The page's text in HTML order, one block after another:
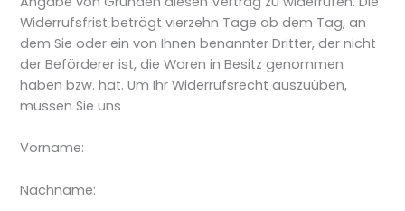
Widerrufsfrist beträgt vierzehn Tage ab dem Tag, an
dem Sie oder ein von Ihnen benannter Dritter, der nicht
der Beförderer ist, die Waren in Besitz genommen
haben bzw. hat. Um Ihr Widerrufsrecht auszuüben,
müssen Sie uns
Vorname:
Nachname: